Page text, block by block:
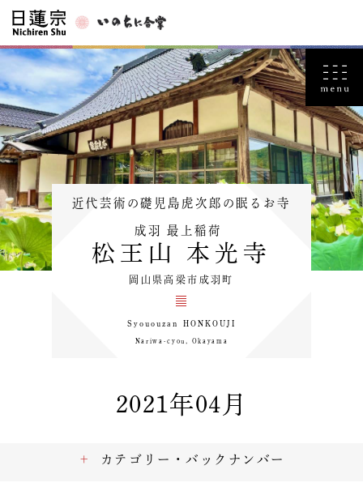
近代芸術の礎児島虎次郎の眠るお寺
成羽 最上稲荷
松王山 本光寺
岡山県高梁市成羽町
Syououzan HONKOUJI
Nariwa-cyou, Okayama
2021年04月
カテゴリー・バックナンバー